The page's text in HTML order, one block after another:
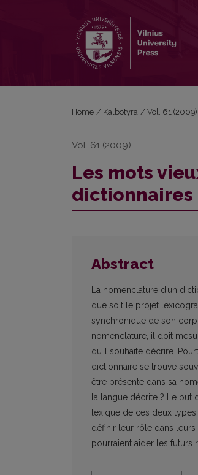
Home / Kalbotyra / Vol. 61
Vol. 61 (2009)
Les mots
Abstract
La nomenclature d’un
que soit le projet
synchronique de son
nomenclature, il doit
qu’il souhaite décrire.
dictionnaire se trouve
être présente dans sa
la langue décrite ? Le but
lexique de ces deux
définir leur rôle dans
pourraient aider les futurs